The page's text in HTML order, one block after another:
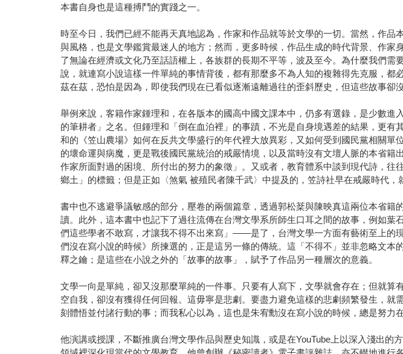
本書自身也是這種搏鬥的實踐之一。
時至今日，我們已經不能再天真地認為，作家和作品就等於文學的一切。當然，作
與風格，也是文學鑑賞最迷人的地方；然而，更多時候，作品生成的時代背景、作
了無論在經濟或文化乃至話語權上，各族群的長期不平等，波及至今。為什麼我們
說，就連寫小說這樣一件單純的事情背後，都有那麼多不為人知的複雜得先克服，
茲在茲，恐怕是因為，即使我們現在已看似逐漸遠離過往的歪斜歷史，但這些故事卻
舉例來說，客籍作家鍾理和，在各版本的國高中國文課本中，仍多有選錄，是少數
的筆耕者」之名。但鍾理和「倒在血泊裡」的事蹟，不光是自身境遇差的結果，更
和的《笠山農場》如何在反共文學盛行的年代裡大放異彩，又如何受到國民黨相關
的壞命運與病魔，更是戰後國民黨統治的戒嚴情境，以及當時沒有文壇人脈的本省
作家所面對過的困境、所付出的努力的象徵」。又或者，教育體系中談到現代詩，
鄉土」的標籤；但是正如〈煞氣 被殖民者陳千武〉中提及的，笠詩社早在戒嚴時代，
書中也不逃避爭議敏感的部分，壓卷的兩個篇章，透過郭松棻與陳映真這兩位本省
讀。此外，這本書中也記下了過往流傳在台灣文學系所師生口耳之間的故事，例如
們這些學者不敢寫，才讓我不得不出來寫」——是了，台灣文學一方面有藝術至上的
們沒在寫小說的時候》所揀選的，正是這另一條的傳統。這「不得不」並非忽略文
釋之鑰；是這些在小說之外的「故事的故事」，賦予了作品另一種層次的意義。
文學一向是單純，卻又沒那麼單純的一件事。只要有人寫下，文學就會存在；但就
空自我，卻沒有獲得任何回報。這毋寧是悲劇。要盡力避免這樣的悲劇頻繁發生，
刻體悟並付諸行動的事；而我私心以為，這也是朱宥勳沒在寫小說的時候，總是努力在
他演講或授課，不斷推廣台灣文學作品與歷史知識，或是在YouTube上以深入淺出